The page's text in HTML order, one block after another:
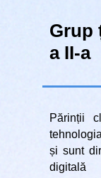
Grup
a II-a
Părinții
și sunt
digitală